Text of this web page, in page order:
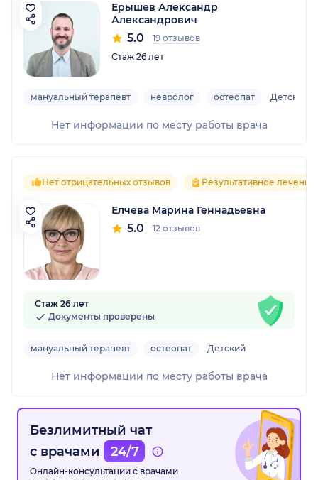
Ерышев Александр
Александрович
5.0
19 отзывов
Стаж 26 лет
мануальный терапевт невролог остеопат Детский
Нет информации по месту работы врача
Нет отрицательных отзывов Результативное лечение
Елчева Марина Геннадьевна
5.0 12 отзывов
Стаж 26 лет
Документы проверены
мануальный терапевт остеопат Детский
Нет информации по месту работы врача
Безлимитный чат
с врачами
24/7
Онлайн-консультации с врачами